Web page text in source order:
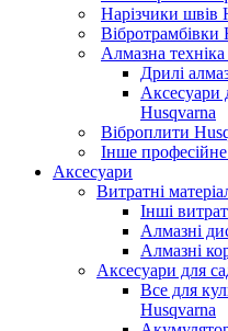
Нарізчики швів
Вібротрамбівки
Алмазна
Дрилі
Аксесуари
Husqvarna
Віброплити
Інше
Аксесуари
Витратні
Інші
Алмазні
Алмазні
Аксесуари для
Все для
Husqvarna